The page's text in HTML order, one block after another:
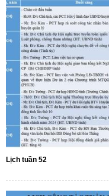
Lịch tuần 52